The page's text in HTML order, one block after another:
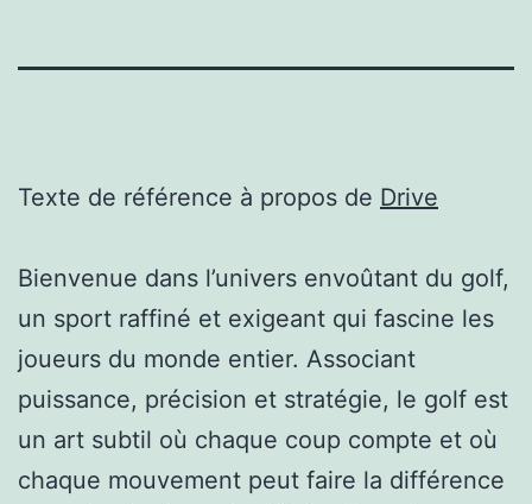
Texte de référence à propos de Drive
Bienvenue dans l’univers envoûtant du golf,
un sport raffiné et exigeant qui fascine les
joueurs du monde entier. Associant
puissance, précision et stratégie, le golf est
un art subtil où chaque coup compte et où
chaque mouvement peut faire la différence